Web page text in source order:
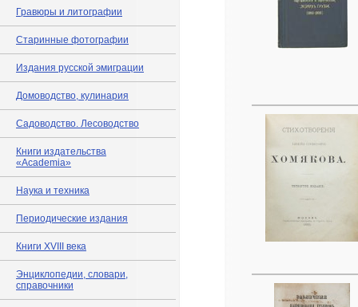
Гравюры и литографии
Старинные фотографии
Издания русской эмиграции
Домоводство, кулинария
Садоводство. Лесоводство
Книги издательства
«Academia»
Наука и техника
Периодические издания
Книги XVIII века
Энциклопедии, словари,
справочники